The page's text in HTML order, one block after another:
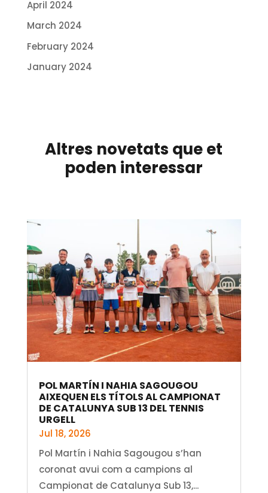
April 2024
March 2024
February 2024
January 2024
Altres novetats que et
poden interessar
POL MARTÍN I NAHIA SAGOUGOU
AIXEQUEN ELS TÍTOLS AL CAMPIONAT
DE CATALUNYA SUB 13 DEL TENNIS
URGELL
Jul 18, 2026
Pol Martín i Nahia Sagougou s’han
coronat avui com a campions al
Campionat de Catalunya Sub 13,...